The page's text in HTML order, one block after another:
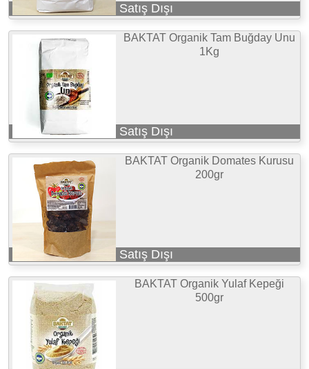
Satış Dışı
BAKTAT Organik Tam Buğday Unu
1Kg
Satış Dışı
BAKTAT Organik Domates Kurusu
200gr
Satış Dışı
BAKTAT Organik Yulaf Kepeği
500gr